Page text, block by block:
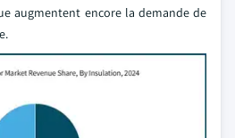
augmentent encore la demande de